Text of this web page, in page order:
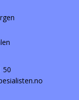
50